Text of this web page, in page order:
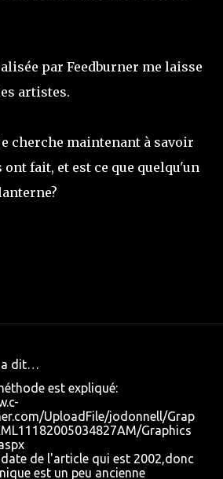
par Feedburner me laisse
artistes.
cherche maintenant à savoir
fait, et est ce que quelqu'un
a dit…
est expliqué:
UploadFile/jodonnell/Grap
Graphics
de l'article qui est 2002,donc
est un peu ancienne